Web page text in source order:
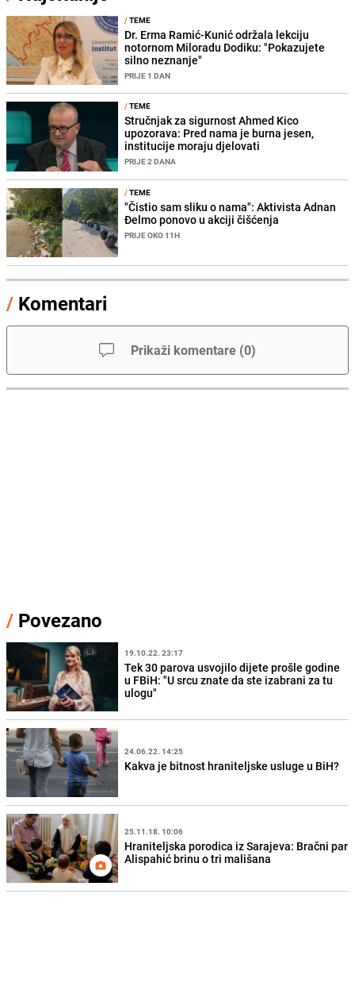
/TEME
Dr. Erma Ramić-Kunić održala lekciju
notornom Miloradu Dodiku: "Pokazujete
silno neznanje"
PRIJE 1 DAN
/TEME
Stručnjak za sigurnost Ahmed Kico
upozorava: Pred nama je burna jesen,
institucije moraju djelovati
PRIJE 2 DANA
/TEME
"Čistio sam sliku o nama": Aktivista Adnan
Đelmo ponovo u akciji čišćenja
PRIJE OKO 11H
/ Komentari
Prikaži komentare (0)
/ Povezano
19.10.22. 23:17
Tek 30 parova usvojilo dijete prošle godine
u FBiH: "U srcu znate da ste izabrani za tu
ulogu"
24.06.22. 14:25
Kakva je bitnost hraniteljske usluge u BiH?
25.11.18. 10:06
Hraniteljska porodica iz Sarajeva: Bračni par
Alispahić brinu o tri mališana